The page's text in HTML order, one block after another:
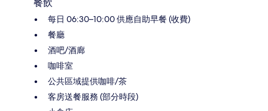
餐飲
每日 06:30–10:00 供應自助早餐 (收費)
餐廳
酒吧/酒廊
咖啡室
公共區域提供咖啡/茶
客房送餐服務 (部分時段)